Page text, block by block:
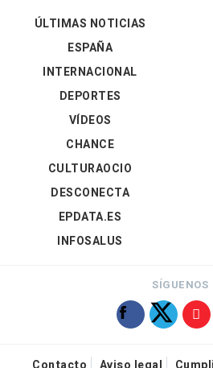
ÚLTIMAS NOTICIAS
ESPAÑA
INTERNACIONAL
DEPORTES
VÍDEOS
CHANCE
CULTURAOCIO
DESCONECTA
EPDATA.ES
INFOSALUS
SÍGUENOS